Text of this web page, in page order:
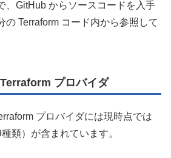
、GitHub からソースコードを入手
の Terraform コード内から参照して
プロバイダ
プロバイダには現時点では
類）が含まれています。